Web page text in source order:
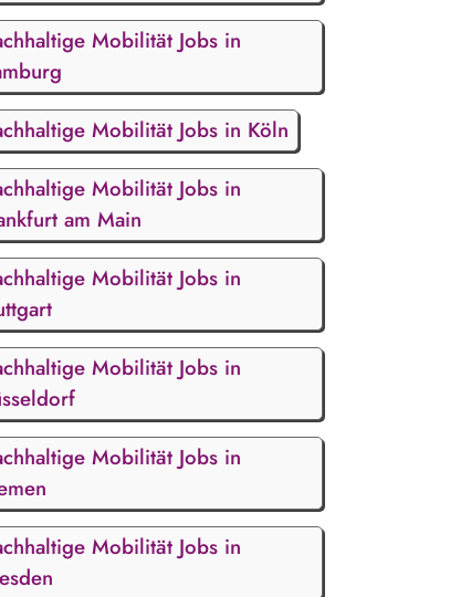
Mobilität Jobs in
Mobilität Jobs in Köln
Mobilität Jobs in
am Main
Mobilität Jobs in
Mobilität Jobs in
Mobilität Jobs in
Mobilität Jobs in